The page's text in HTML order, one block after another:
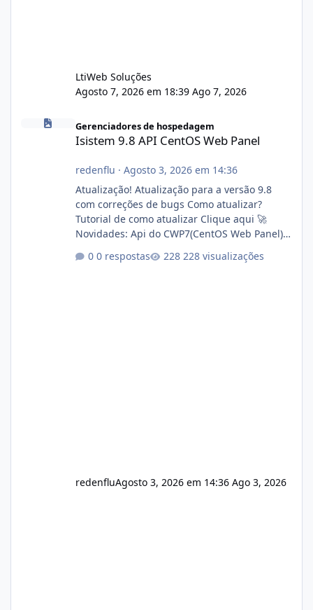
LtiWeb Soluções
Agosto 7, 2026 em 18:39 Ago 7, 2026
Isistem 9.8 API CentOS Web Panel
Gerenciadores de hospedagem
Isistem 9.8 API CentOS Web Panel
redenflu · Agosto 3, 2026 em 14:36
Atualização! Atualização para a versão 9.8
com correções de bugs Como atualizar?
Tutorial de como atualizar Clique aqui 🚀
Novidades: Api do CWP7(CentOS Web Panel)
autorizado a usasr o isistem:
0 respostas 228 visualizações
redenfluAgosto 3, 2026 em 14:36 Ago 3, 2026